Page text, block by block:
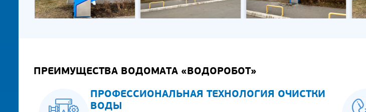
ПРЕИМУЩЕСТВА ВОДОМАТА «ВОДОРОБОТ»
ПРОФЕССИОНАЛЬНАЯ ТЕХНОЛОГИЯ ОЧИСТКИ
ВОДЫ